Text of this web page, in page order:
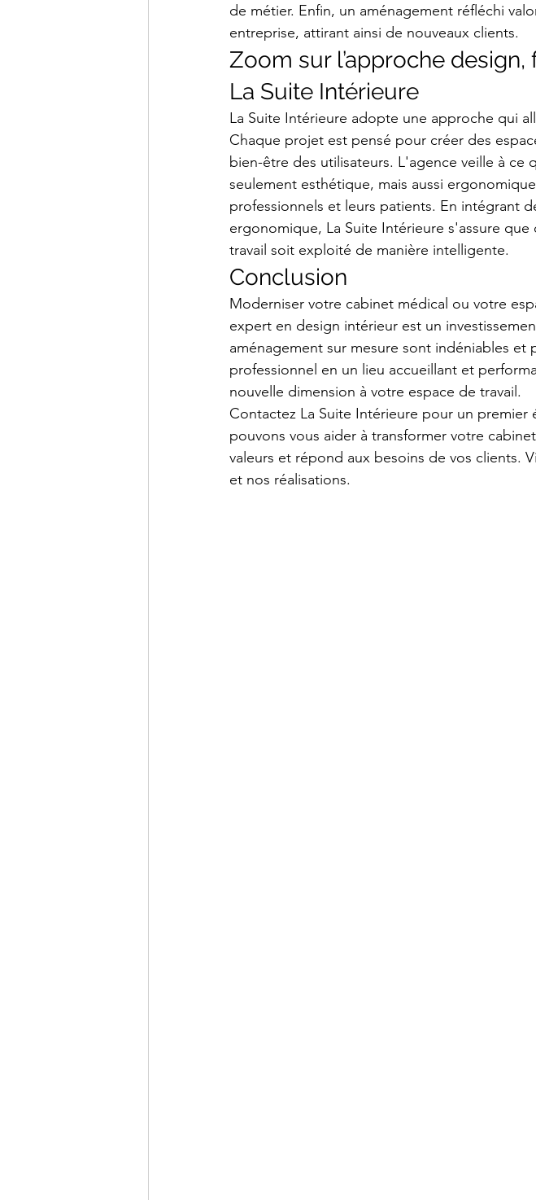
de métier. Enfin, un aménagement réfléchi
entreprise, attirant ainsi de nouveaux clients.
Zoom sur l’approche
La Suite Intérieure
La Suite Intérieure adopte une approche qui
Chaque projet est pensé pour créer des
bien-être des utilisateurs. L'agence veille à ce
seulement esthétique, mais aussi
professionnels et leurs patients. En intégrant
ergonomique, La Suite Intérieure s'assure
travail soit exploité de manière intelligente.
Conclusion
Moderniser votre cabinet médical ou votre
expert en design intérieur est un
aménagement sur mesure sont indéniables
professionnel en un lieu accueillant et
nouvelle dimension à votre espace de travail.
Contactez La Suite Intérieure pour un
pouvons vous aider à transformer votre
valeurs et répond aux besoins de vos clients.
et nos réalisations.